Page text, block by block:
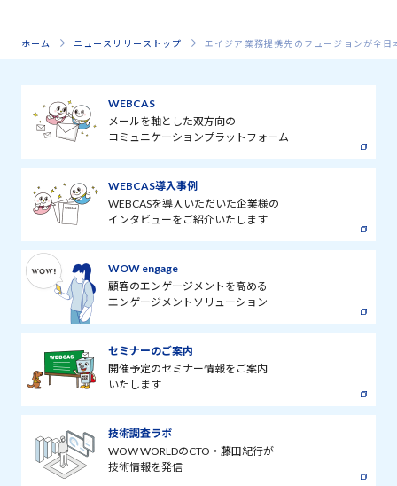
ホーム ニュースリリーストップ エイジア業務提携先のフュージョンが全
WEBCAS
メールを軸とした双方向の
コミュニケーションプラットフォーム
WEBCAS導入事例
WEBCASを導入いただいた企業様の
インタビューをご紹介いたします
WOW engage
顧客のエンゲージメントを高める
エンゲージメントソリューション
セミナーのご案内
開催予定のセミナー情報をご案内
いたします
技術調査ラボ
WOW WORLDのCTO・藤田紀行が
技術情報を発信